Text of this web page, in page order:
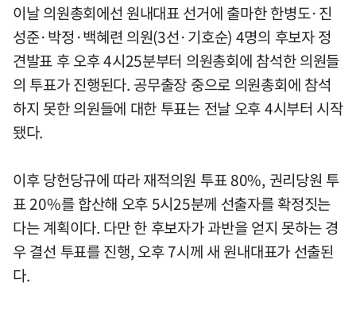
이날 의원총회에선 원내대표 선거에 출마한 한병도·진
성준·박정·백혜련 의원(3선·기호순) 4명의 후보자 정
견발표 후 오후 4시25분부터 의원총회에 참석한 의원들
의 투표가 진행된다. 공무출장 중으로 의원총회에 참석
하지 못한 의원들에 대한 투표는 전날 오후 4시부터 시작
됐다.
이후 당헌당규에 따라 재적의원 투표 80%, 권리당원 투
표 20%를 합산해 오후 5시25분께 선출자를 확정짓는
다는 계획이다. 다만 한 후보자가 과반을 얻지 못하는 경
우 결선 투표를 진행, 오후 7시께 새 원내대표가 선출된
다.